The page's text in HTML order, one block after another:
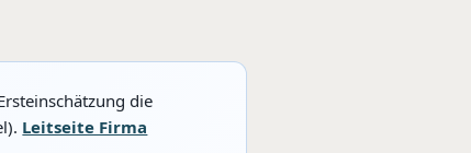
die
Leitseite Firma